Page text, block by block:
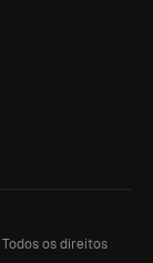
Todos os direitos